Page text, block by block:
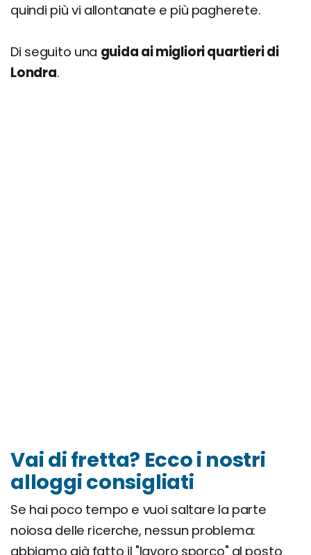
quindi più vi allontanate e più pagherete.
Di seguito una guida ai migliori quartieri di
Londra.
Vai di fretta? Ecco i nostri
alloggi consigliati
Se hai poco tempo e vuoi saltare la parte
noiosa delle ricerche, nessun problema:
abbiamo già fatto il "lavoro sporco" al posto